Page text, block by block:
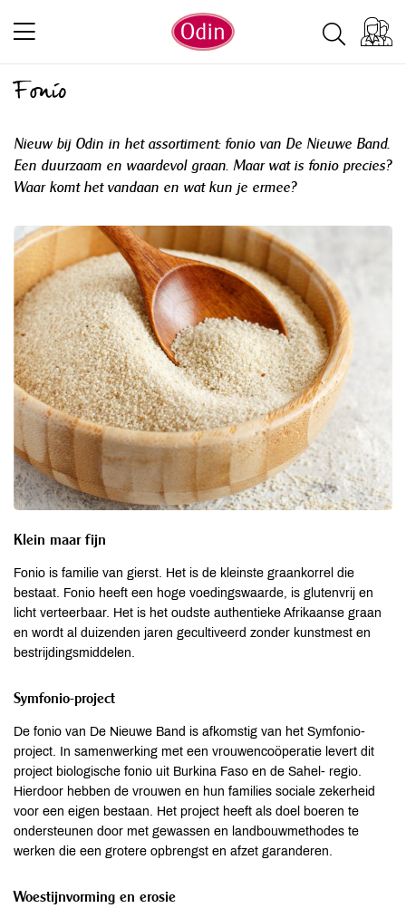
Fonio
Nieuw bij Odin in het assortiment: fonio van De Nieuwe Band.
Een duurzaam en waardevol graan. Maar wat is fonio precies?
Waar komt het vandaan en wat kun je ermee?
Klein maar fijn
Fonio is familie van gierst. Het is de kleinste graankorrel die
bestaat. Fonio heeft een hoge voedingswaarde, is glutenvrij en
licht verteerbaar. Het is het oudste authentieke Afrikaanse graan
en wordt al duizenden jaren gecultiveerd zonder kunstmest en
bestrijdingsmiddelen.
Symfonio-project
De fonio van De Nieuwe Band is afkomstig van het Symfonio-
project. In samenwerking met een vrouwencoöperatie levert dit
project biologische fonio uit Burkina Faso en de Sahel- regio.
Hierdoor hebben de vrouwen en hun families sociale zekerheid
voor een eigen bestaan. Het project heeft als doel boeren te
ondersteunen door met gewassen en landbouwmethodes te
werken die een grotere opbrengst en afzet garanderen.
Woestijnvorming en erosie